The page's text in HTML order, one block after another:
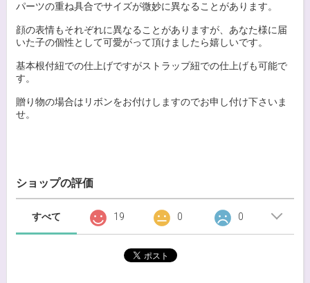
パーツの重ね具合でサイズが微妙に異なることがあります。
顔の表情もそれぞれに異なることがありますが、あなた様に届
いた子の個性として可愛がって頂けましたら嬉しいです。
基本根付紐での仕上げですがストラップ紐での仕上げも可能で
す。
贈り物の場合はリボンをお付けしますのでお申し付け下さいま
せ。
ショップの評価
すべて 19 0 0